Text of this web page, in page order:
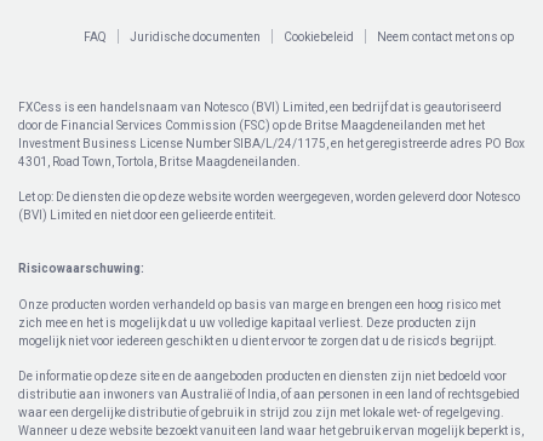
FAQ Juridische documenten Cookiebeleid Neem contact met ons op
FXCess is een handelsnaam van Notesco (BVI) Limited, een bedrijf dat is geautoriseerd
door de Financial Services Commission (FSC) op de Britse Maagdeneilanden met het
Investment Business License Number SIBA/L/24/1175, en het geregistreerde adres PO Box
4301, Road Town, Tortola, Britse Maagdeneilanden.
Let op: De diensten die op deze website worden weergegeven, worden geleverd door Notesco
(BVI) Limited en niet door een gelieerde entiteit.
Risicowaarschuwing:
Onze producten worden verhandeld op basis van marge en brengen een hoog risico met
zich mee en het is mogelijk dat u uw volledige kapitaal verliest. Deze producten zijn
mogelijk niet voor iedereen geschikt en u dient ervoor te zorgen dat u de risico's begrijpt.
De informatie op deze site en de aangeboden producten en diensten zijn niet bedoeld voor
distributie aan inwoners van Australië of India, of aan personen in een land of rechtsgebied
waar een dergelijke distributie of gebruik in strijd zou zijn met lokale wet- of regelgeving.
Wanneer u deze website bezoekt vanuit een land waar het gebruik ervan mogelijk beperkt is,